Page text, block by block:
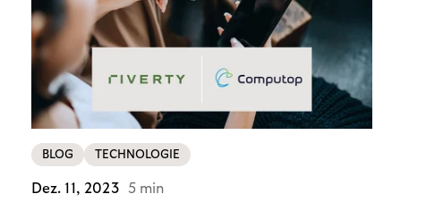
BLOG TECHNOLOGIE
Dez. 11, 2023 5 min